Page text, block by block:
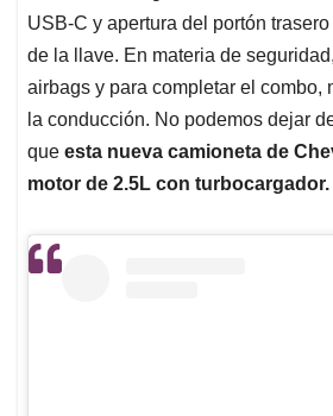
USB-C y apertura del portón
de la llave. En materia de
airbags y para completar el combo,
la conducción. No podemos dejar
que esta nueva camioneta de
motor de 2.5L con turbocargador.